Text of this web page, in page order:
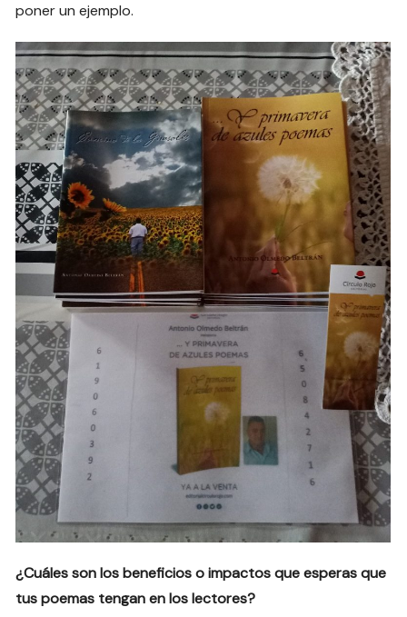
poner un ejemplo.
¿Cuáles son los beneficios o impactos que esperas que
tus poemas tengan en los lectores?